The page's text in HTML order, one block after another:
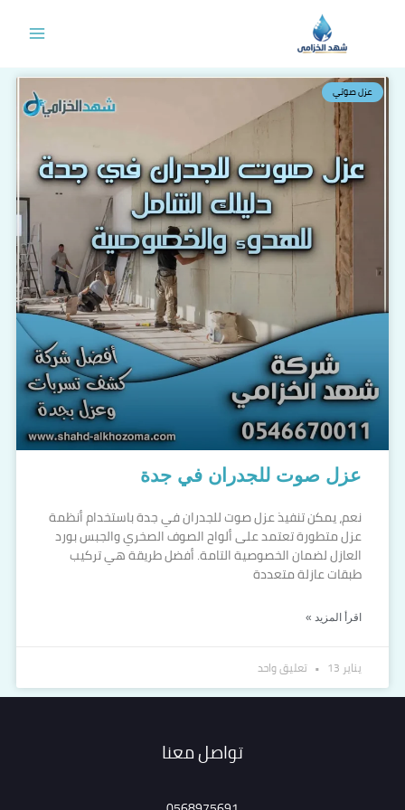
عزل صوتي
عزل صوت للجدران في جدة
نعم، يمكن تنفيذ عزل صوت للجدران في جدة باستخدام أنظمة
عزل متطورة تعتمد على ألواح الصوف الصخري والجبس بورد
العازل لضمان الخصوصية التامة. أفضل طريقة هي تركيب
طبقات عازلة متعددة
اقرأ المزيد »
يناير 13 تعليق واحد
تواصل معنا